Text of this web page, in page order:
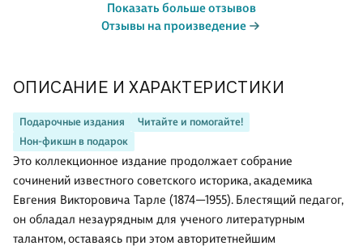
ОПИСАНИЕ И ХАРАКТЕРИСТИКИ
Подарочные издания
Читайте и помогайте!
Нон-фикшн в подарок
Это коллекционное издание продолжает собрание
сочинений известного советского историка, академика
Евгения Викторовича Тарле (1874—1955). Блестящий педагог,
он обладал незаурядным для ученого литературным
талантом, оставаясь при этом авторитетнейшим
Показать больше отзывов
Отзывы на произведение